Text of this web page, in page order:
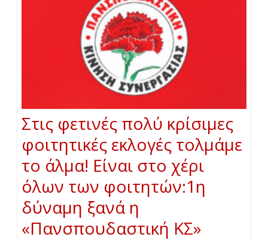
Στις φετινές πολύ κρίσιμες
φοιτητικές εκλογές τολμάμε
το άλμα! Είναι στο χέρι
όλων των φοιτητών:1η
δύναμη ξανά η
«Πανσπουδαστική ΚΣ»